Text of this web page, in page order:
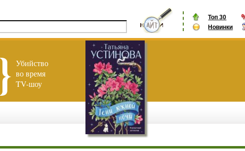
Топ 30
Новинки
Убийство
во время
TV-шоу